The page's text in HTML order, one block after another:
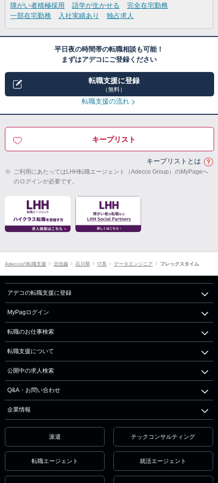
障がい者積極採用
語学が生かせる
完全在宅勤務
一部在宅勤務
入社実績あり 独占求人
平日夜の時間帯の転職相談も可能！
まずはアデコにご登録ください
転職支援に登録
（無料）
転職支援の流れ
キープリスト
キープリストとは
※ ご利用にあたってはLHH転職エージェント（Adecco Group）のMyPageへ
のログインが必要です。
Adeccoの転職支援 北信越 石川県 IT系 データエンジニア フレックスタイム
アデコの転職支援に登録
MyPagログイン
転職のお仕事検索
転職支援について
公開中の求人検索
Q&A・お問い合わせ
企業情報
派遣 テックコンサルティング
転職エージェント 就活エージェント